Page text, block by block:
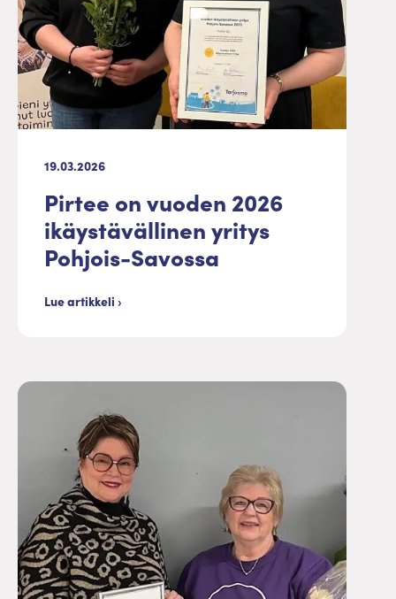
19.03.2026
Pirtee on vuoden 2026
ikäystävällinen yritys
Pohjois-Savossa
Lue artikkeli ›